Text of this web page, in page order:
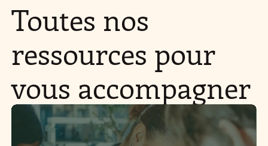
Toutes nos
ressources pour
vous accompagner